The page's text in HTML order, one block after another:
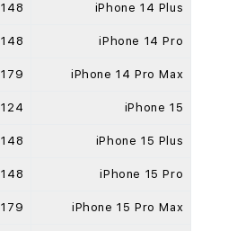
iPhone 14 Plus
148
iPhone 14 Pro
148
iPhone 14 Pro Max
179
iPhone 15
124
iPhone 15 Plus
148
iPhone 15 Pro
148
iPhone 15 Pro Max
179